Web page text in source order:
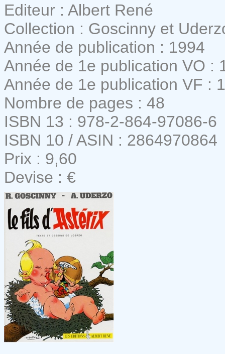
Editeur : Albert René
Collection : Goscinny et
Année de publication : 1994
Année de 1e publication VO :
Année de 1e publication VF :
Nombre de pages : 48
ISBN 13 : 978-2-864-97086-6
ISBN 10 / ASIN : 2864970864
Prix : 9,60
Devise : €